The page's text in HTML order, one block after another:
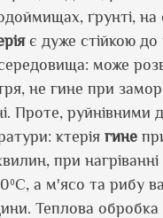
ґрунті, на
є дуже стійкою до
може
не гине при
Проте, руйнівними
ктерія гине
при
а м'ясо та рибу
Теплова обробка